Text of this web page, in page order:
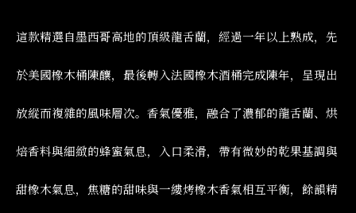
這款精選自墨西哥高地的頂級龍舌蘭，經過一年以上熟成，先
於美國橡木桶陳釀，最後轉入法國橡木酒桶完成陳年，呈現出
放縱而複雜的風味層次。香氣優雅，融合了濃郁的龍舌蘭、烘
焙香料與細緻的蜂蜜氣息，入口柔滑，帶有微妙的乾果基調與
甜橡木氣息，焦糖的甜味與一縷烤橡木香氣相互平衡，餘韻精